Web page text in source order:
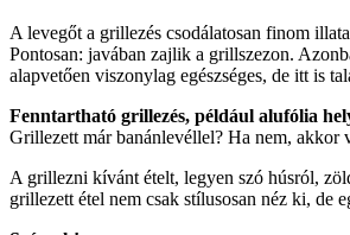
A levegőt a grillezés csodálatosan finom
Pontosan: javában zajlik a grillszezon.
alapvetően viszonylag egészséges, de itt is
Fenntartható grillezés, például alufólia
Grillezett már banánlevéllel? Ha nem,
A grillezni kívánt ételt, legyen szó húsról,
grillezett étel nem csak stílusosan néz ki, de